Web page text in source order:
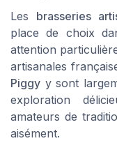
Les brasseries
place de choix
attention
artisanales
Piggy y sont
exploration
amateurs de
aisément.